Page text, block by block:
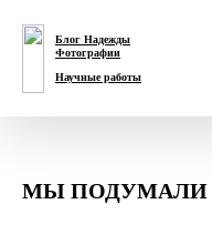
Блог Надежды
Фотографии
Научные работы
МЫ ПОДУМАЛИ